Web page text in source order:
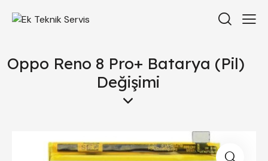
Oppo Reno 8 Pro+ Batarya (Pil)
Değişimi